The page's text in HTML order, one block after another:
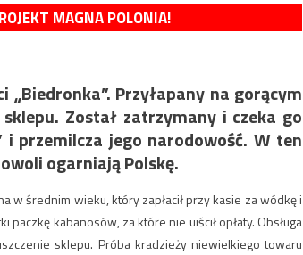
MAGNA POLONIA!
„Biedronka”. Przyłapany na gorącym
Został zatrzymany i czeka go
przemilcza jego narodowość. W ten
ogarniają Polskę.
w średnim wieku, który zapłacił przy kasie za wódkę i
kabanosów, za które nie uiścił opłaty. Obsługa
sklepu. Próba kradzieży niewielkiego towaru